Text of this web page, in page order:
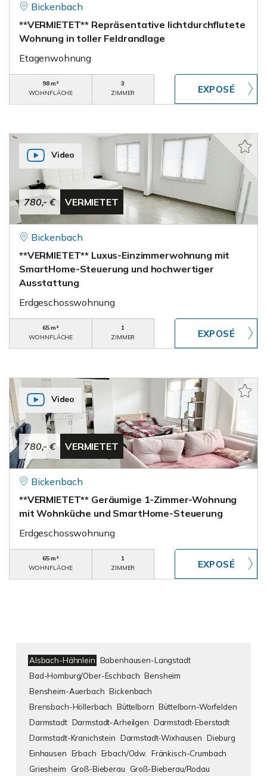
Bickenbach
**VERMIETET** Repräsentative lichtdurchflutete
Wohnung in toller Feldrandlage
Etagenwohnung
98 m²
WOHNFLÄCHE
3
ZIMMER
780,- € VERMIETET
Video
Bickenbach
**VERMIETET** Luxus-Einzimmerwohnung mit
SmartHome-Steuerung und hochwertiger
Ausstattung
Erdgeschosswohnung
65 m²
WOHNFLÄCHE
1
ZIMMER
780,- € VERMIETET
Video
Bickenbach
**VERMIETET** Geräumige 1-Zimmer-Wohnung
mit Wohnküche und SmartHome-Steuerung
Erdgeschosswohnung
65 m²
WOHNFLÄCHE
1
ZIMMER
Alsbach-Hähnlein Babenhausen-Langstadt
Bad-Homburg/Ober-Eschbach Bensheim
Bensheim-Auerbach Bickenbach
Brensbach-Höllerbach Büttelborn Büttelborn-Worfelden
Darmstadt Darmstadt-Arheilgen Darmstadt-Eberstadt
Darmstadt-Kranichstein Darmstadt-Wixhausen Dieburg
Einhausen Erbach Erbach/Odw.
Fränkisch-Crumbach
Griesheim
Groß-Bieberau Groß-Bieberau/Rodau